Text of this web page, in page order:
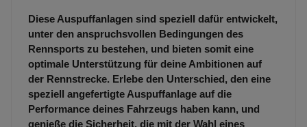
Diese Auspuffanlagen sind speziell dafür entwickelt,
unter den anspruchsvollen Bedingungen des
Rennsports zu bestehen, und bieten somit eine
optimale Unterstützung für deine Ambitionen auf
der Rennstrecke. Erlebe den Unterschied, den eine
speziell angefertigte Auspuffanlage auf die
Performance deines Fahrzeugs haben kann, und
genieße die Sicherheit, die mit der Wahl eines